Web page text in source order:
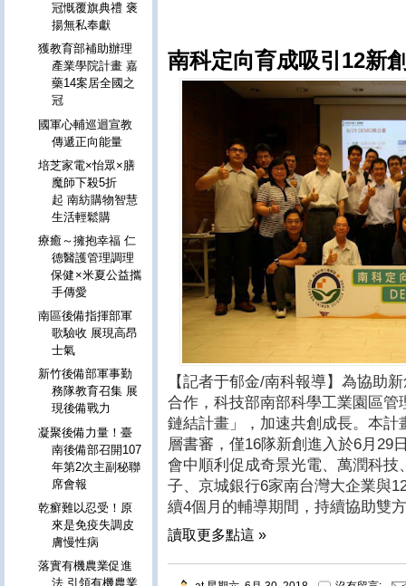
南科定向育成吸引12新
【記者于郁金/南科報導】為協助
合作，科技部南部科學工業園區
鏈結計畫」，加速共創成長。本
層書審，僅16隊新創進入於6月29
會中順利促成奇景光電、萬潤科
子、京城銀行6家南台灣大企業與
續4個月的輔導期間，持續協助雙
讀取更多點這 »
冠慨覆旗典禮 褒
揚無私奉獻
獲教育部補助辦理
產業學院計畫 嘉
藥14案居全國之
冠
國軍心輔巡迴宣教
傳遞正向能量
培芝家電×怡眾×膳
魔師下殺5折
起 南紡購物智慧
生活輕鬆購
療癒～擁抱幸福 仁
德醫護管理調理
保健×米夏公益攜
手傳愛
南區後備指揮部軍
歌驗收 展現高昂
士氣
新竹後備部軍事勤
務隊教育召集 展
現後備戰力
凝聚後備力量！臺
南後備部召開107
年第2次主副秘聯
席會報
乾癬難以忍受！原
來是免疫失調皮
膚慢性病
落實有機農業促進
法 引領有機農業